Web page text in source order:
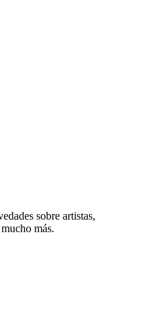
sobre artistas,
más.